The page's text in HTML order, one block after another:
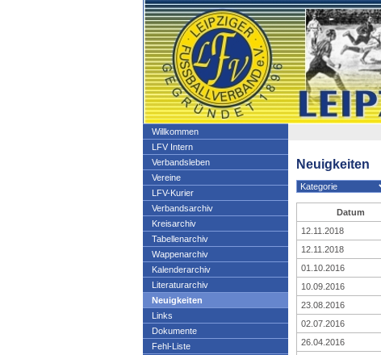
Willkommen
LFV Intern
Verbandsleben
Vereine
LFV-Kurier
Verbandsarchiv
Kreisarchiv
Tabellenarchiv
Wappenarchiv
Kalenderarchiv
Literaturarchiv
Neuigkeiten
Links
Dokumente
Fehl-Liste
Neuigkeiten
Datum
12.11.2018
12.11.2018
01.10.2016
10.09.2016
23.08.2016
02.07.2016
26.04.2016